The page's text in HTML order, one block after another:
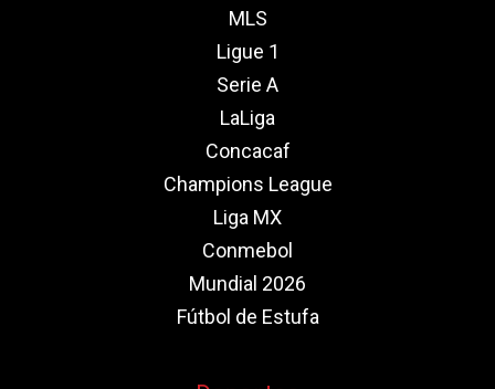
MLS
Ligue 1
Serie A
LaLiga
Concacaf
Champions League
Liga MX
Conmebol
Mundial 2026
Fútbol de Estufa